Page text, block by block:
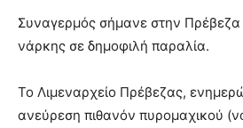
Συναγερμός σήμανε στην Πρέβεζα
νάρκης σε δημοφιλή παραλία.
Το Λιμεναρχείο Πρέβεζας,
ανεύρεση πιθανόν πυρομαχικού